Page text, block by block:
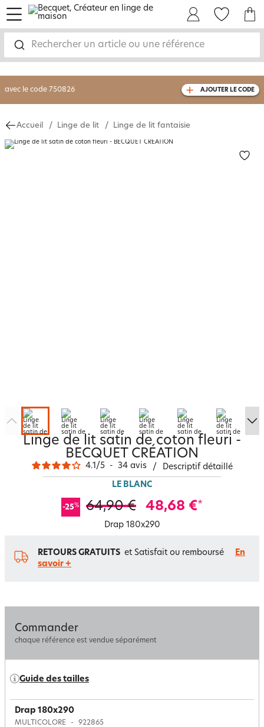
Rechercher un article ou une référence
menu
-30% sur votre commandedès 2 articles
livraison GRATUITEdès 110€ d'achat
avec le code 750826 AJOUTER LE CODE
Accueil Linge de lit Linge de lit fantaisie
Linge de lit satin de coton fleuri -
BECQUET CRÉATION
4.1/5 - 34 avis / Descriptif détaillé
LE BLANC
-25% 64,90 € 48,68 €*
Drap 180x290
RETOURS GRATUITS et Satisfait ou remboursé
En
savoir +
Commander
chaque référence est vendue séparément
Guide des tailles
Drap 180x290
MULTICOLORE 922865